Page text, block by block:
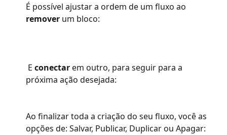
É possível ajustar a ordem de um fluxo ao
remover um bloco:
E conectar em outro, para seguir para a
próxima ação desejada:
​Ao finalizar toda a criação do seu fluxo, você as
opções de: Salvar, Publicar, Duplicar ou Apagar: